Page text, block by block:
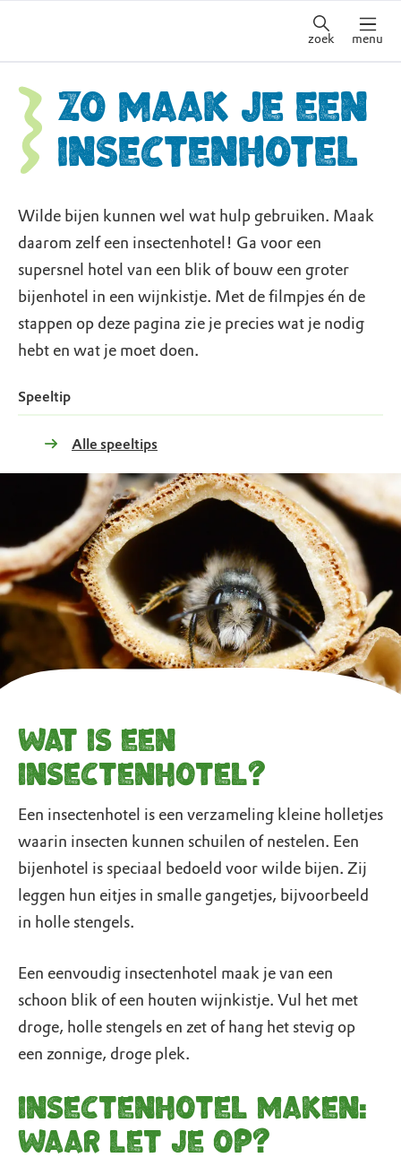
zoek menu
Zo maak je een
insectenhotel
Wilde bijen kunnen wel wat hulp gebruiken. Maak
daarom zelf een insectenhotel! Ga voor een
supersnel hotel van een blik of bouw een groter
bijenhotel in een wijnkistje. Met de filmpjes én de
stappen op deze pagina zie je precies wat je nodig
hebt en wat je moet doen.
Speeltip
Alle speeltips
Wat is een
insectenhotel?
Een insectenhotel is een verzameling kleine holletjes
waarin insecten kunnen schuilen of nestelen. Een
bijenhotel is speciaal bedoeld voor wilde bijen. Zij
leggen hun eitjes in smalle gangetjes, bijvoorbeeld
in holle stengels.
Een eenvoudig insectenhotel maak je van een
schoon blik of een houten wijnkistje. Vul het met
droge, holle stengels en zet of hang het stevig op
een zonnige, droge plek.
Insectenhotel maken:
waar let je op?